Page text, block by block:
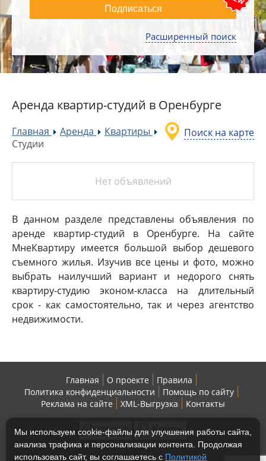
Подписаться
Расширенный поиск
Аренда квартир-студий в Оренбурге
Поиск на карте
Главная »
Аренда »Квартиры
Студии
Нет объявлений
В данном разделе представлены объявления по
аренде квартир-студий в Оренбурге. На сайте
МнеКвартиру имеется большой выбор дешевого
съемного жилья. Изучив все цены и фото, можно
выбрать наилучший вариант и недорого снять
квартиру-студию эконом-класса на длительный
срок - как самостоятельно, так и через агентство
недвижимости.
Главная О проекте
Правила
Политика конфиденциальности
Помощь по сайту
Реклама на сайте
XML-Выгрузка Контакты
Мы используем cookie-файлы для улучшения работы сайта,
анализа трафика и персонализации контента. Продолжая
использовать сайт, вы соглашаетесь с Политикой